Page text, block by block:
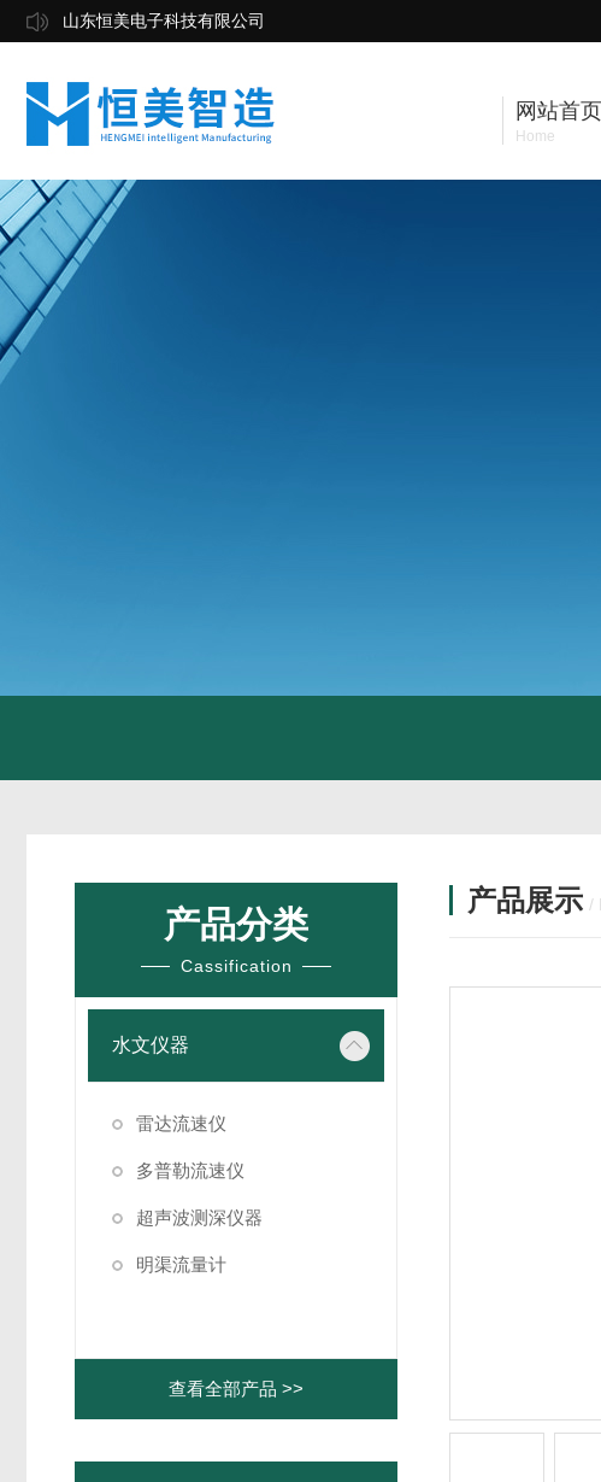
山东恒美电子科技有限公司
网站首页
Home
产品分类
Cassification
水文仪器
雷达流速仪
多普勒流速仪
超声波测深仪器
明渠流量计
查看全部产品 >>
产品展示 /